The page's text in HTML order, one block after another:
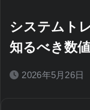
システムト
知るべき数
2026年5月26日